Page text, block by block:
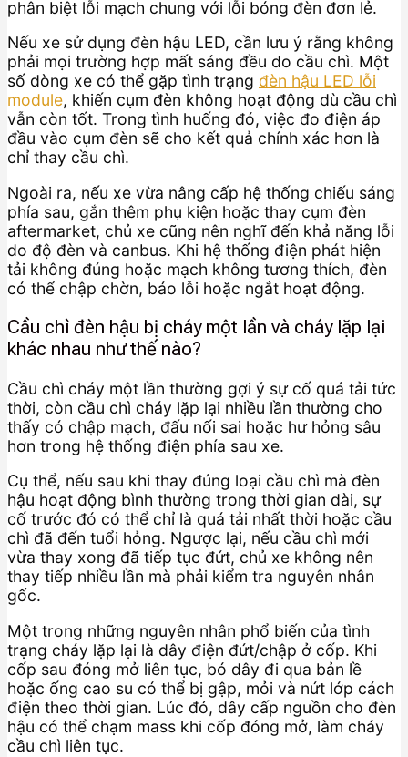
phân biệt lỗi mạch chung với lỗi bóng đèn đơn lẻ.
Nếu xe sử dụng đèn hậu LED, cần lưu ý rằng không
phải mọi trường hợp mất sáng đều do cầu chì. Một
số dòng xe có thể gặp tình trạng đèn hậu LED lỗi
module, khiến cụm đèn không hoạt động dù cầu chì
vẫn còn tốt. Trong tình huống đó, việc đo điện áp
đầu vào cụm đèn sẽ cho kết quả chính xác hơn là
chỉ thay cầu chì.
Ngoài ra, nếu xe vừa nâng cấp hệ thống chiếu sáng
phía sau, gắn thêm phụ kiện hoặc thay cụm đèn
aftermarket, chủ xe cũng nên nghĩ đến khả năng lỗi
do độ đèn và canbus. Khi hệ thống điện phát hiện
tải không đúng hoặc mạch không tương thích, đèn
có thể chập chờn, báo lỗi hoặc ngắt hoạt động.
Cầu chì đèn hậu bị cháy một lần và cháy lặp lại
khác nhau như thế nào?
Cầu chì cháy một lần thường gợi ý sự cố quá tải tức
thời, còn cầu chì cháy lặp lại nhiều lần thường cho
thấy có chập mạch, đấu nối sai hoặc hư hỏng sâu
hơn trong hệ thống điện phía sau xe.
Cụ thể, nếu sau khi thay đúng loại cầu chì mà đèn
hậu hoạt động bình thường trong thời gian dài, sự
cố trước đó có thể chỉ là quá tải nhất thời hoặc cầu
chì đã đến tuổi hỏng. Ngược lại, nếu cầu chì mới
vừa thay xong đã tiếp tục đứt, chủ xe không nên
thay tiếp nhiều lần mà phải kiểm tra nguyên nhân
gốc.
Một trong những nguyên nhân phổ biến của tình
trạng cháy lặp lại là dây điện đứt/chập ở cốp. Khi
cốp sau đóng mở liên tục, bó dây đi qua bản lề
hoặc ống cao su có thể bị gập, mỏi và nứt lớp cách
điện theo thời gian. Lúc đó, dây cấp nguồn cho đèn
hậu có thể chạm mass khi cốp đóng mở, làm cháy
cầu chì liên tục.